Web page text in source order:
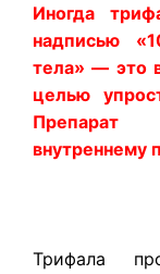
Иногда
надписью
тела» — это
целью
Препарат
внутреннему
Трифала